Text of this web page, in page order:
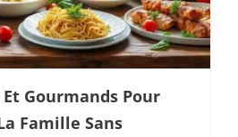
Gourmands Pour
Famille Sans